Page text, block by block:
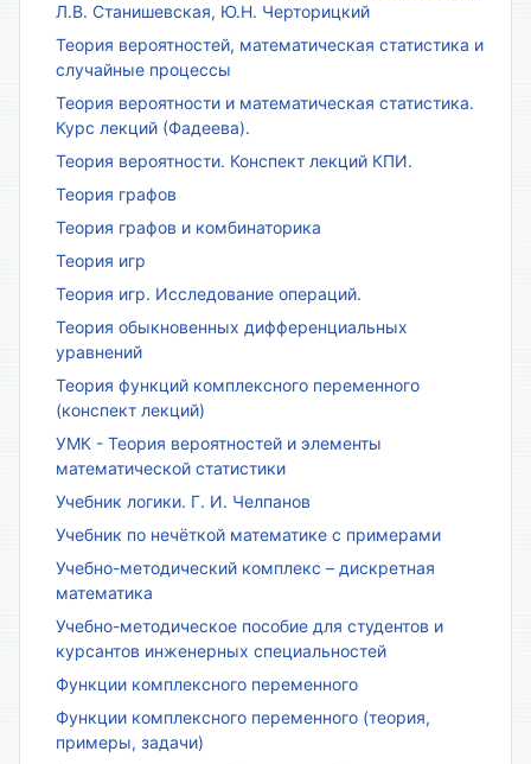
Л.В. Станишевская, Ю.Н. Черторицкий
Теория вероятностей, математическая статистика и
случайные процессы
Теория вероятности и математическая статистика.
Курс лекций (Фадеева).
Теория вероятности. Конспект лекций КПИ.
Теория графов
Теория графов и комбинаторика
Теория игр
Теория игр. Исследование операций.
Теория обыкновенных дифференциальных
уравнений
Теория функций комплексного переменного
(конспект лекций)
УМК - Теория вероятностей и элементы
математической статистики
Учебник логики. Г. И. Челпанов
Учебник по нечёткой математике с примерами
Учебно-методический комплекс – дискретная
математика
Учебно-методическое пособие для студентов и
курсантов инженерных специальностей
Функции комплексного переменного
Функции комплексного переменного (теория,
примеры, задачи)